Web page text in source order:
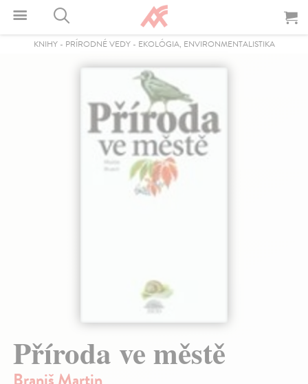
KNIHY- PRÍRODNÉ VEDY- EKOLÓGIA, ENVIRONMENTALISTIKA
Příroda ve městě